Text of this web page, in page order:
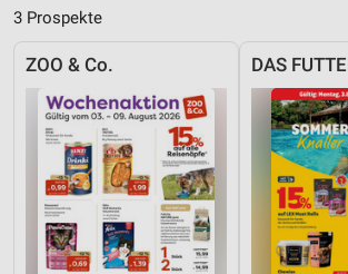
3 Prospekte
ZOO & Co. DAS
Informationen identifizieren
Nicht-IAB-Verarbeitungszwecke:
Notwendig
Performance
Funktional
Werbung